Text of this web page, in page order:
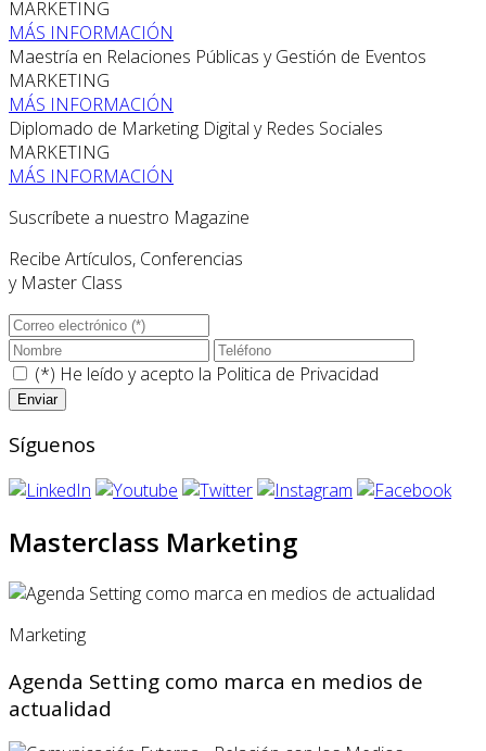
MARKETING
MÁS INFORMACIÓN
Maestría en Relaciones Públicas y Gestión de Eventos
MARKETING
MÁS INFORMACIÓN
Diplomado de Marketing Digital y Redes Sociales
MARKETING
MÁS INFORMACIÓN
Suscríbete a nuestro Magazine
Recibe Artículos, Conferencias
y Master Class
(*) He leído y acepto la Politica de Privacidad
Síguenos
Masterclass Marketing
Marketing
Agenda Setting como marca en medios de
actualidad